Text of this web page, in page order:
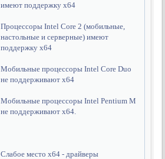
имеют поддержку x64
Процессоры Intel Core 2 (мобильные,
настольные и серверные) имеют
поддержку x64
Мобильные процессоры Intel Core Duo
не поддерживают x64
Мобильные процессоры Intel Pentium M
не поддерживают x64.
Слабое место x64 - драйверы